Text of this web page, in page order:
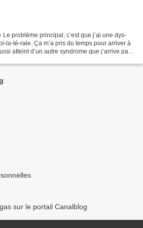
problème principal, c’est que j’ai une dys-
la-té-rale. Ça m’a pris du temps pour arriver à
atteint d’un autre syndrome que j’arrive pas
sur le portail Canalblog